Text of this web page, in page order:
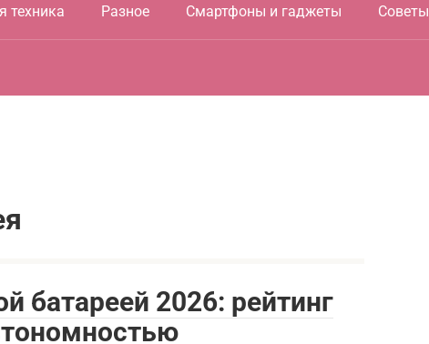
техника Разное Смартфоны и гаджеты Советы
батареей 2026: рейтинг